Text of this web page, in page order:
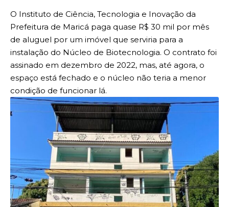
O Instituto de Ciência, Tecnologia e Inovação da
Prefeitura de Maricá paga quase R$ 30 mil por mês
de aluguel por um imóvel que serviria para a
instalação do Núcleo de Biotecnologia. O contrato foi
assinado em dezembro de 2022, mas, até agora, o
espaço está fechado e o núcleo não teria a menor
condição de funcionar lá.